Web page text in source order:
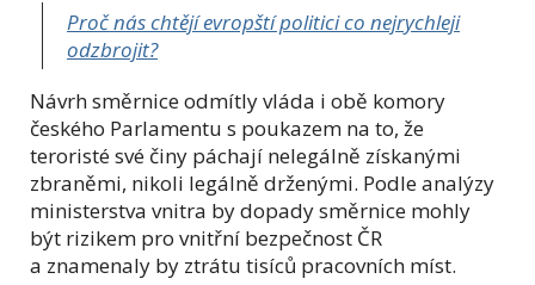
Proč nás chtějí evropští politici co nejrychleji
odzbrojit?
Návrh směrnice odmítly vláda i obě komory
českého Parlamentu s poukazem na to, že
teroristé své činy páchají nelegálně získanými
zbraněmi, nikoli legálně drženými. Podle analýzy
ministerstva vnitra by dopady směrnice mohly
být rizikem pro vnitřní bezpečnost ČR
a znamenaly by ztrátu tisíců pracovních míst.